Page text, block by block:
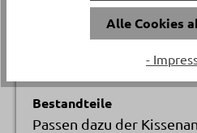
Artikelfarbe
weiss, braun und blau
Bestandteile
Passen dazu der
Alle Cookies
-